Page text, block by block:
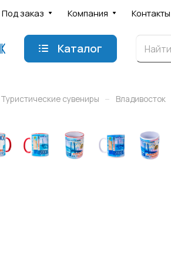
Под заказ Компания Контакты
Каталог
Туристические сувениры – Владивосток